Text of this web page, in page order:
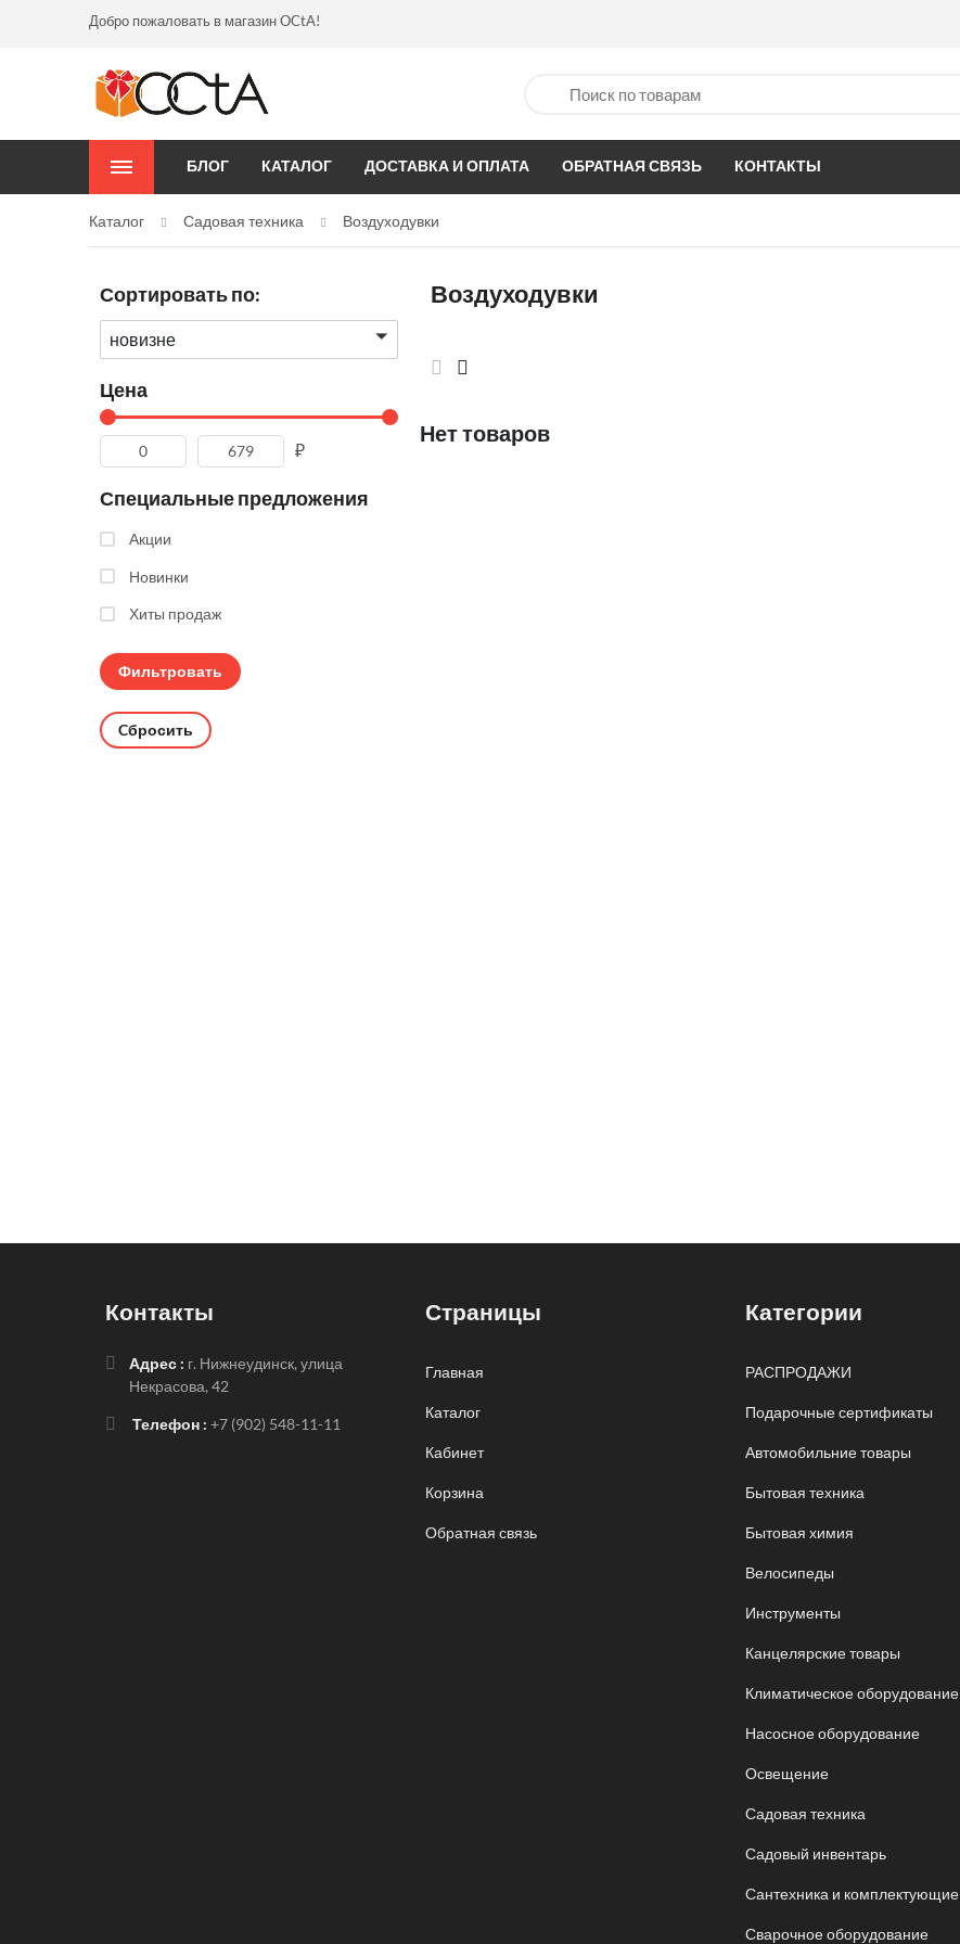
Добро пожаловать в магазин OCtA!
БЛОГ КАТАЛОГ ДОСТАВКА И ОПЛАТА ОБРАТНАЯ СВЯЗЬ КОНТАКТЫ
Каталог Садовая техника Воздуходувки
Сортировать по:
новизне
Цена
₽
Специальные предложения
Акции
Новинки
Хиты продаж
Cбросить
Воздуходувки
Нет товаров
Контакты
Адрес : г. Нижнеудинск, улица
Некрасова, 42
Телефон : +7 (902) 548-11-11
Страницы
Главная
Каталог
Кабинет
Корзина
Обратная связь
Категории
РАСПРОДАЖИ
Подарочные сертификаты
Автомобильние товары
Бытовая техника
Бытовая химия
Велосипеды
Инструменты
Канцелярские товары
Климатическое оборудование
Насосное оборудование
Освещение
Садовая техника
Садовый инвентарь
Сантехника и комплектующие
Сварочное оборудование